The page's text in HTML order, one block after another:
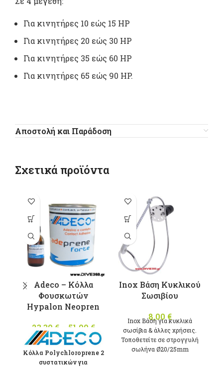
Για κινητήρες 10 εώς 15 ΗP
Για κινητήρες 20 εώς 30 ΗP
Για κινητήρες 35 εώς 60 ΗP
Για κινητήρες 65 εώς 90 ΗP.
Αποστολή και Παράδοση
Σχετικά προϊόντα
Adeco – Κόλλα
Φουσκωτών
Hypalon Neopren
23,30 € 51,00 €
range:
23,30 €
Κόλλα Polychloroprene 2
συστατικών για
Αυτό το
προϊόν έχει
πολλαπλές
παραλλαγές.
Οι επιλογές
μπορούν να
επιλεγούν
στη σελίδα
του
προϊόντος
Inox Βάση Κυκλικού
Σωσιβίου
8,00 €
Inox Βάση για κυκλικά
σωσίβια & άλλες χρήσεις.
Τοποθετείτε σε στρογγυλή
σωλήνα Ø20/25mm